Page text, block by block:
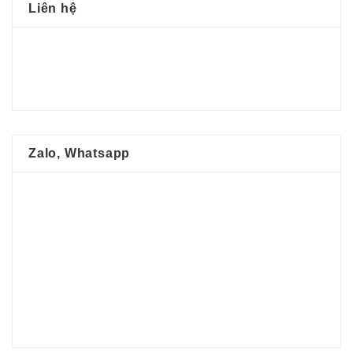
Liên hệ
Zalo, Whatsapp